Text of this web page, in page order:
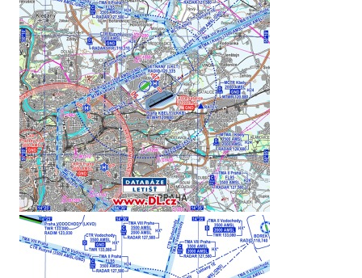
Inzerujte s námi
E-SHOP